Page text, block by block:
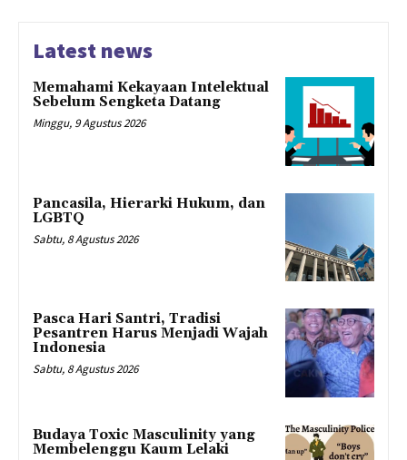
Latest news
Memahami Kekayaan Intelektual
Sebelum Sengketa Datang
Minggu, 9 Agustus 2026
Pancasila, Hierarki Hukum, dan
LGBTQ
Sabtu, 8 Agustus 2026
Pasca Hari Santri, Tradisi
Pesantren Harus Menjadi Wajah
Indonesia
Sabtu, 8 Agustus 2026
Budaya Toxic Masculinity yang
Membelenggu Kaum Lelaki